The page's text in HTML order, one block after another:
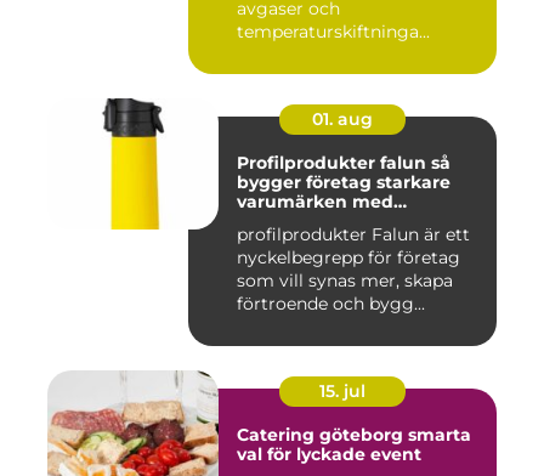
avgaser och
temperaturskiftninga...
01. aug
Profilprodukter falun så
bygger företag starkare
varumärken med
profilprodukter Falun är ett
nyckelbegrepp för företag
som vill synas mer, skapa
förtroende och bygg...
15. jul
Catering göteborg smarta
val för lyckade event